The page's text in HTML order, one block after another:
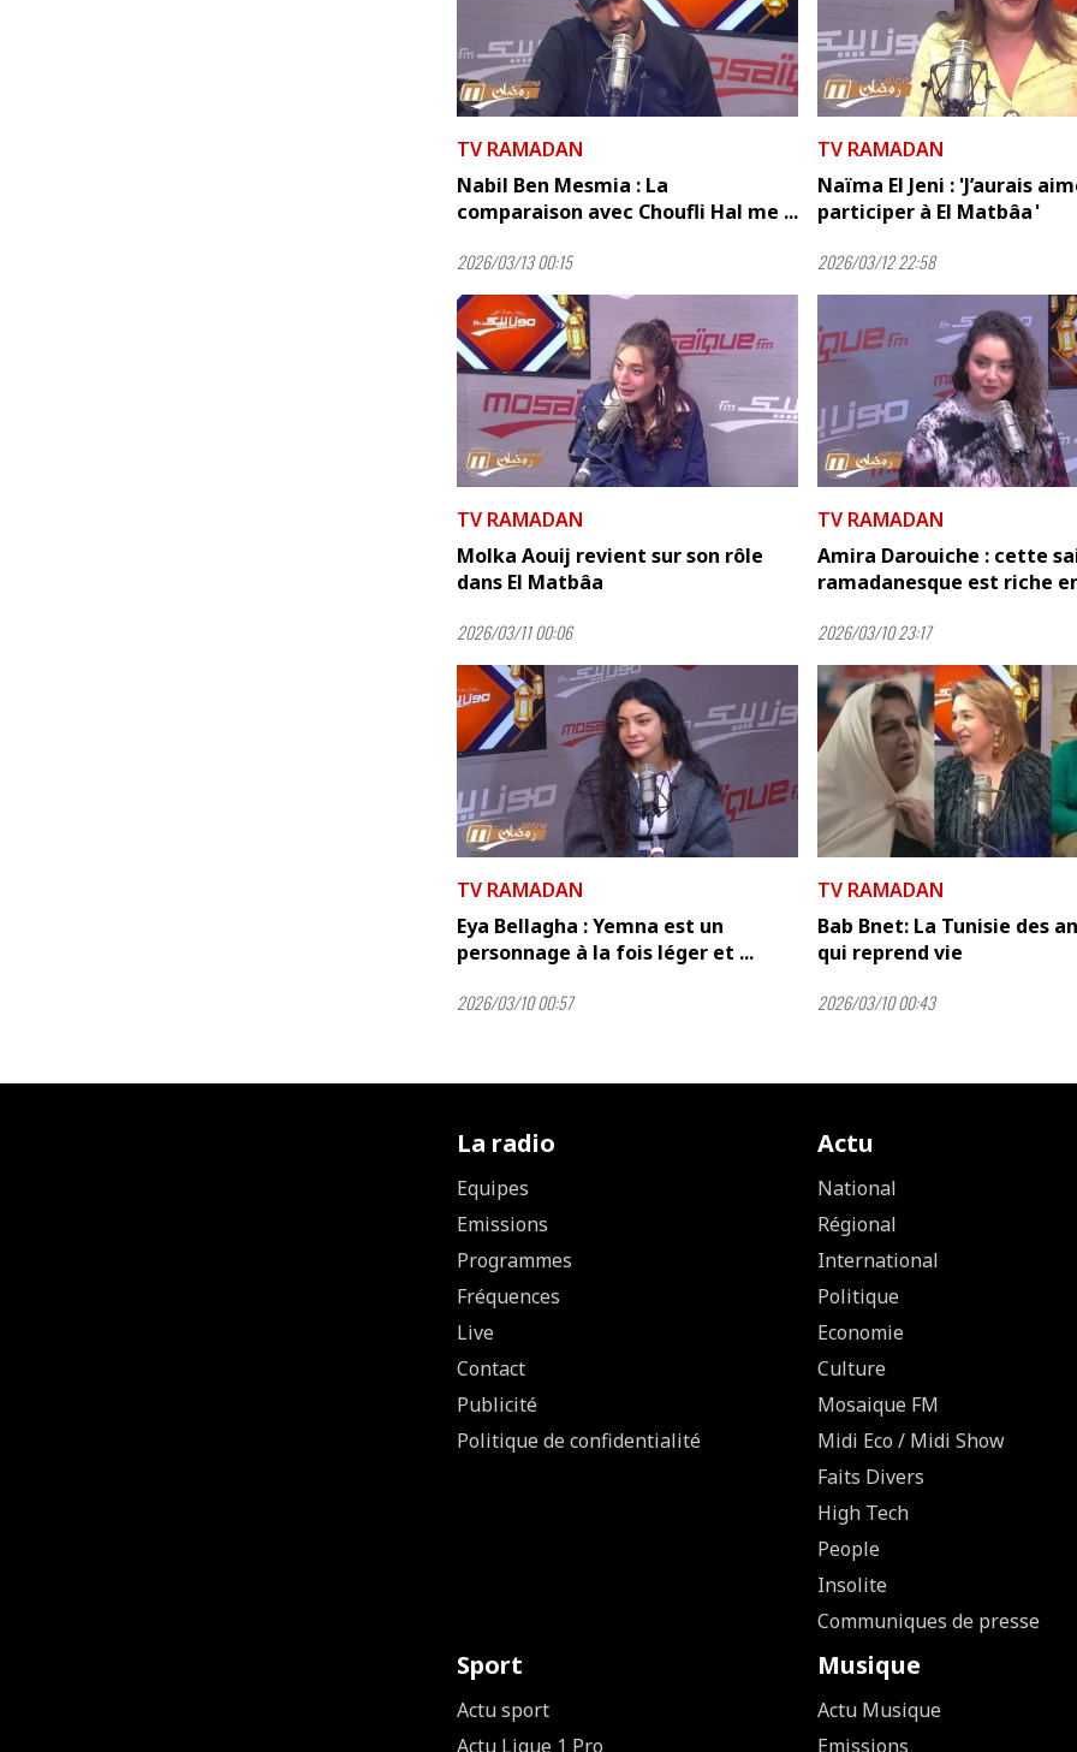
TV RAMADAN
Nabil Ben Mesmia : La
comparaison avec Choufli Hal me ...
2026/03/13 00:15
TV RAMADAN
Naïma El Jeni : 'J’aurais
participer à El Matbâa '
2026/03/12 22:58
TV RAMADAN
Molka Aouij revient sur son rôle
dans El Matbâa
2026/03/11 00:06
TV RAMADAN
Amira Darouiche : cette
ramadanesque est riche
2026/03/10 23:17
TV RAMADAN
Eya Bellagha : Yemna est un
personnage à la fois léger et ...
2026/03/10 00:57
TV RAMADAN
Bab Bnet: La Tunisie des
qui reprend vie
2026/03/10 00:43
La radio
Equipes
Emissions
Programmes
Fréquences
Live
Contact
Publicité
Politique de confidentialité
Actu
National
Régional
International
Politique
Economie
Culture
Mosaique FM
Midi Eco / Midi Show
Faits Divers
High Tech
People
Insolite
Communiques de presse
Sport
Actu sport
Actu Ligue 1 Pro
Musique
Actu Musique
Emissions